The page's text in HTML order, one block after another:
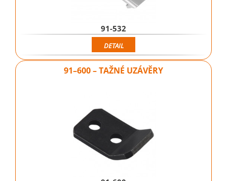
91-532
DETAIL
91–600 – TAŽNÉ UZÁVĚRY